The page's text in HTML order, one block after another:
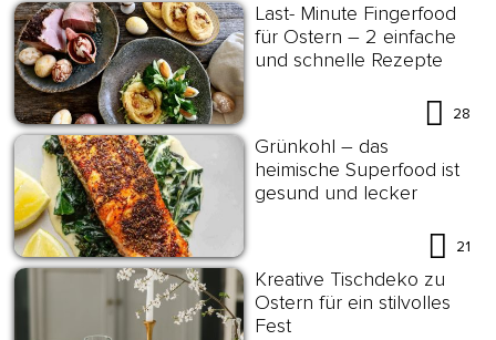
Last- Minute Fingerfood
für Ostern – 2 einfache
und schnelle Rezepte
28
Grünkohl – das
heimische Superfood ist
gesund und lecker
21
Kreative Tischdeko zu
Ostern für ein stilvolles
Fest